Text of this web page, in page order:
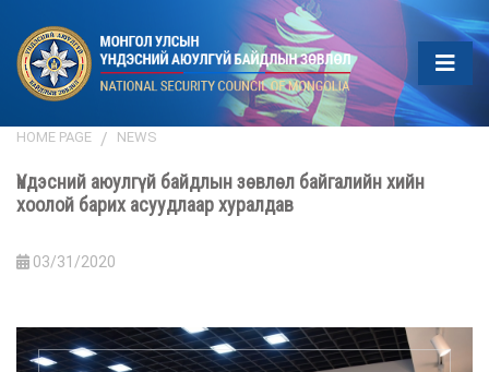
HOME PAGE NEWS
Үндэсний аюулгүй байдлын зөвлөл байгалийн хийн
хоолой барих асуудлаар хуралдав
03/31/2020